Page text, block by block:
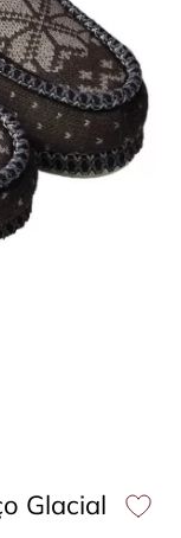
Glacial